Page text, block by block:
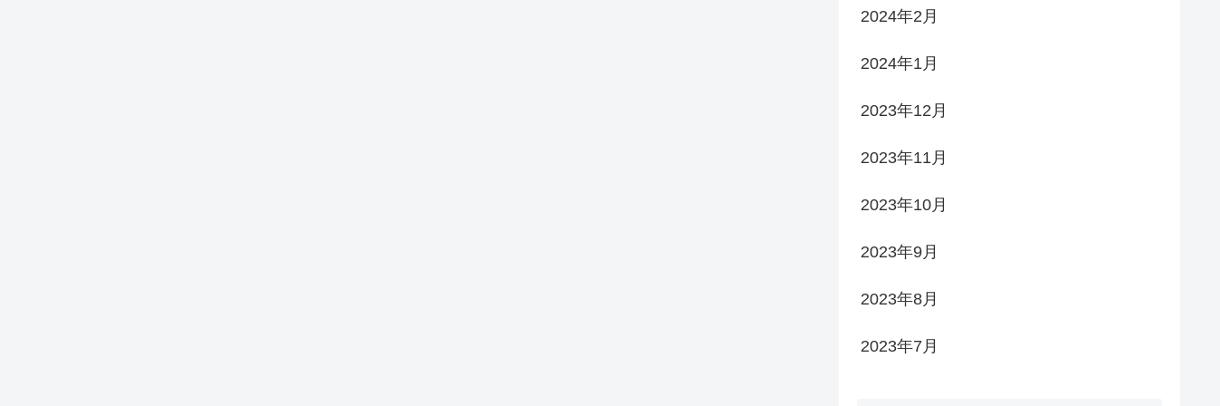
2024年2月
2024年1月
2023年12月
2023年11月
2023年10月
2023年9月
2023年8月
2023年7月